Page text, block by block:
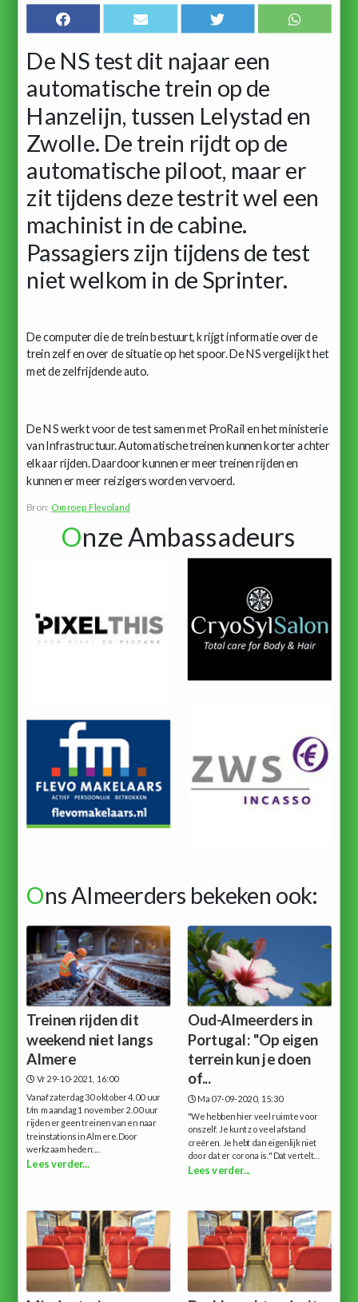
De NS test dit najaar een
automatische trein op de
Hanzelijn, tussen Lelystad en
Zwolle. De trein rijdt op de
automatische piloot, maar er
zit tijdens deze testrit wel een
machinist in de cabine.
Passagiers zijn tijdens de test
niet welkom in de Sprinter.
De computer die de trein bestuurt, krijgt informatie over de
trein zelf en over de situatie op het spoor. De NS vergelijkt het
met de zelfrijdende auto.
De NS werkt voor de test samen met ProRail en het ministerie
van Infrastructuur. Automatische treinen kunnen korter achter
elkaar rijden. Daardoor kunnen er meer treinen rijden en
kunnen er meer reizigers worden vervoerd.
Bron: Omroep Flevoland
Onze Ambassadeurs
Ons Almeerders bekeken ook:
Treinen rijden dit
weekend niet langs
Almere
Vr 29-10-2021, 16:00
Vanaf zaterdag 30 oktober 4.00 uur
t/m maandag 1 november 2.00 uur
rijden er geen treinen van en naar
treinstations in Almere.Door
werkzaamheden:...
Lees verder...
Oud-Almeerders in
Portugal: "Op eigen
terrein kun je doen
of...
Ma 07-09-2020, 15:30
"We hebben hier veel ruimte voor
onszelf. Je kunt zo veel afstand
creëren. Je hebt dan eigenlijk niet
door dat er corona is." Dat vertelt...
Lees verder...